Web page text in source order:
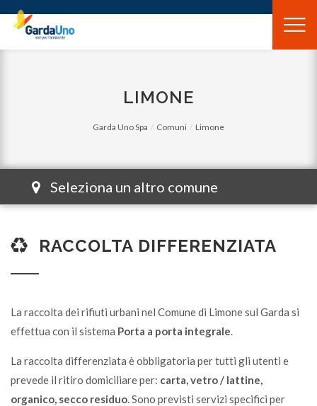
Gardauno
Spa
LIMONE
Garda Uno Spa Comuni Limone
Seleziona un altro comune
RACCOLTA DIFFERENZIATA
La raccolta dei rifiuti urbani nel Comune di Limone sul Garda si
effettua con il sistema Porta a porta integrale.
La raccolta differenziata è obbligatoria per tutti gli utenti e
prevede il ritiro domiciliare per: carta, vetro / lattine,
organico, secco residuo.Sono previsti servizi specifici per